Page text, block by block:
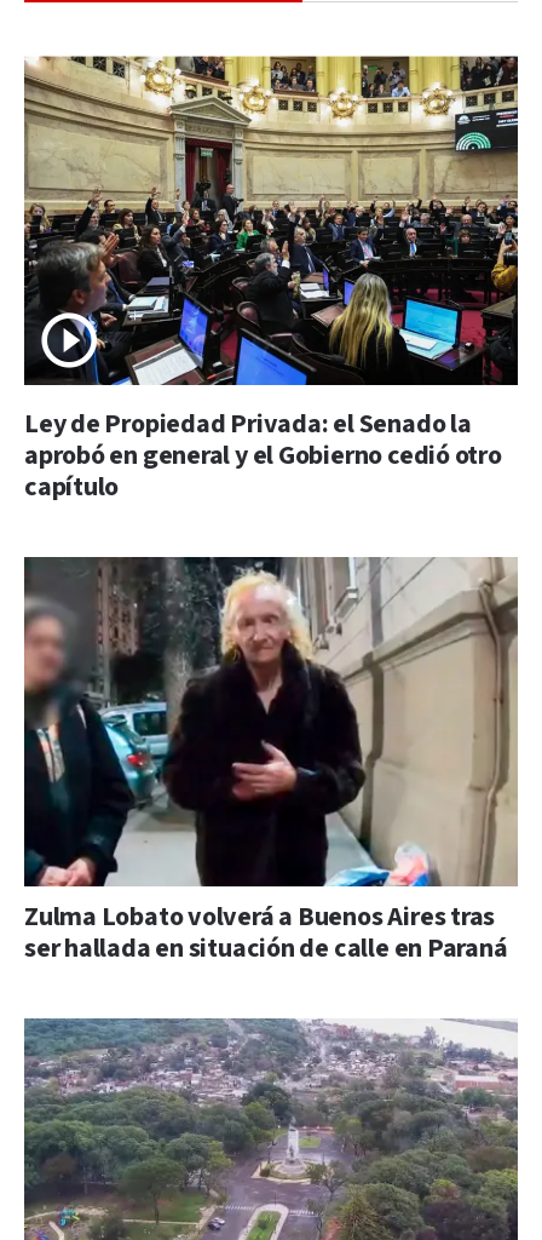
Ley de Propiedad Privada: el Senado la
aprobó en general y el Gobierno cedió otro
capítulo
Zulma Lobato volverá a Buenos Aires tras
ser hallada en situación de calle en Paraná